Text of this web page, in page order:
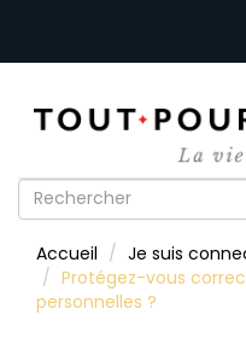
Formulaire
recherche
Accueil Je suis
Protégez-vous
personnelles ?